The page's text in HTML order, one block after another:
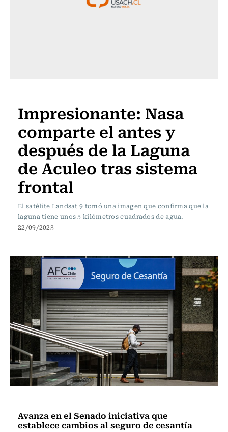
Impresionante: Nasa
comparte el antes y
después de la Laguna
de Aculeo tras sistema
frontal
El satélite Landsat 9 tomó una imagen que confirma que la
laguna tiene unos 5 kilómetros cuadrados de agua.
22/09/2023
Avanza en el Senado iniciativa que
establece cambios al seguro de cesantía